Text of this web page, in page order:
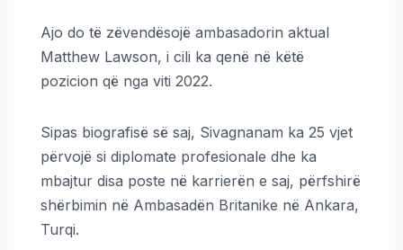
Ajo do të zëvendësojë ambasadorin aktual
Matthew Lawson, i cili ka qenë në këtë
pozicion që nga viti 2022.
Sipas biografisë së saj, Sivagnanam ka 25 vjet
përvojë si diplomate profesionale dhe ka
mbajtur disa poste në karrierën e saj, përfshirë
shërbimin në Ambasadën Britanike në Ankara,
Turqi.